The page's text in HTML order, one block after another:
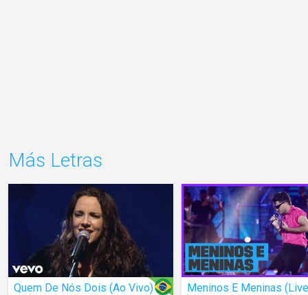
Más Letras
Quem De Nós Dois (Ao Vivo) Meninos E Meninas